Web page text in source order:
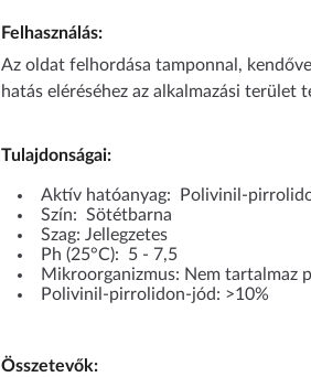
Felhasználás:
Az oldat felhordása tamponnal,
hatás eléréséhez az alkalmazási
Tulajdonságai:
Aktív hatóanyag: Polivinil-
Szín: Sötétbarna
Szag: Jellegzetes
Ph (25°C): 5 - 7,5
Mikroorganizmus: Nem tartalmaz
Polivinil-pirrolidon-jód: >10%
Összetevők: